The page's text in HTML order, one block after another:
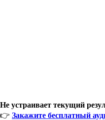
Не устраивает текущий
👉 Закажите бесплатный